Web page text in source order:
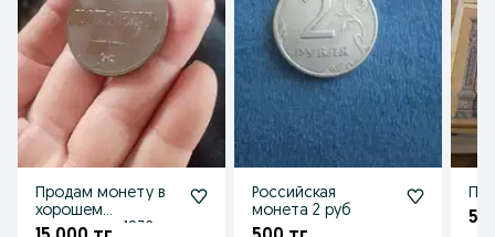
Продам монету в
хорошем
состоянии, 1832
Российская
монета 2 руб
5